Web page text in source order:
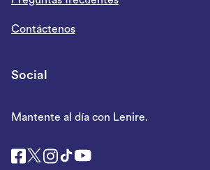
Contáctenos
Social
Mantente al día con Lenire.